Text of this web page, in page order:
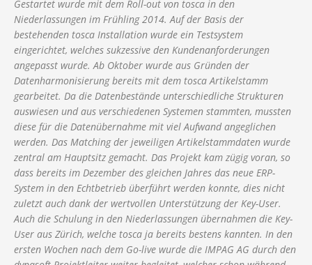
Gestartet wurde mit dem Roll-out von tosca in den
Niederlassungen im Frühling 2014. Auf der Basis der
bestehenden tosca Installation wurde ein Testsystem
eingerichtet, welches sukzessive den Kundenanforderungen
angepasst wurde. Ab Oktober wurde aus Gründen der
Datenharmonisierung bereits mit dem tosca Artikelstamm
gearbeitet. Da die Datenbestände unterschiedliche Strukturen
auswiesen und aus verschiedenen Systemen stammten, mussten
diese für die Datenübernahme mit viel Aufwand angeglichen
werden. Das Matching der jeweiligen Artikelstammdaten wurde
zentral am Hauptsitz gemacht. Das Projekt kam zügig voran, so
dass bereits im Dezember des gleichen Jahres das neue ERP-
System in den Echtbetrieb überführt werden konnte, dies nicht
zuletzt auch dank der wertvollen Unterstützung der Key-User.
Auch die Schulung in den Niederlassungen übernahmen die Key-
User aus Zürich, welche tosca ja bereits bestens kannten. In den
ersten Wochen nach dem Go-live wurde die IMPAG AG durch den